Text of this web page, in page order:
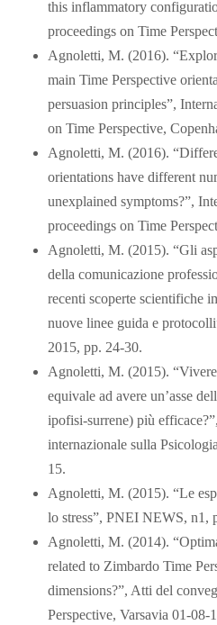
this inflammatory
proceedings on Time
Agnoletti, M. (2016).
main Time Perspective
persuasion principles”,
on Time Perspective,
Agnoletti, M. (2016).
orientations have different
unexplained symptoms?”,
proceedings on Time
Agnoletti, M. (2015). “Gli
della comunicazione
recenti scoperte scientifiche
nuove linee guida e
2015, pp. 24-30.
Agnoletti, M. (2015).
equivale ad avere un’asse
ipofisi-surrene) più
internazionale sulla
15.
Agnoletti, M. (2015). “Le
lo stress”, PNEI NEWS, n1,
Agnoletti, M. (2014).
related to Zimbardo Time
dimensions?”, Atti del
Perspective, Varsavia 01-08-